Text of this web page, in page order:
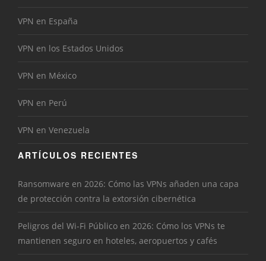
VPN en España
VPN en los Estados Unidos
VPN en México
VPN en Perú
VPN en Venezuela
ARTÍCULOS RECIENTES
Ransomware en 2026: Cómo las VPNs añaden una capa
de protección contra la extorsión cibernética
Peligros del Wi-Fi Público en 2026: Cómo los VPNs te
mantienen seguro en hoteles, aeropuertos y cafés